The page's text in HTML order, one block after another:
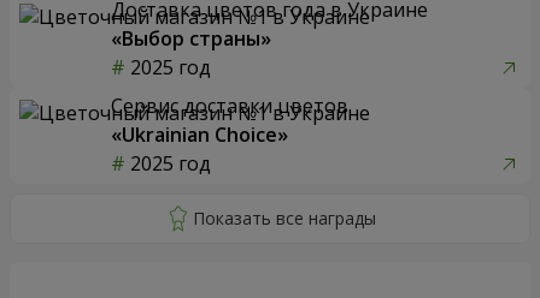
Доставка цветов года в Украине
«Выбор страны»
2025 год
Сервис доставки цветов
«Ukrainian Choice»
2025 год